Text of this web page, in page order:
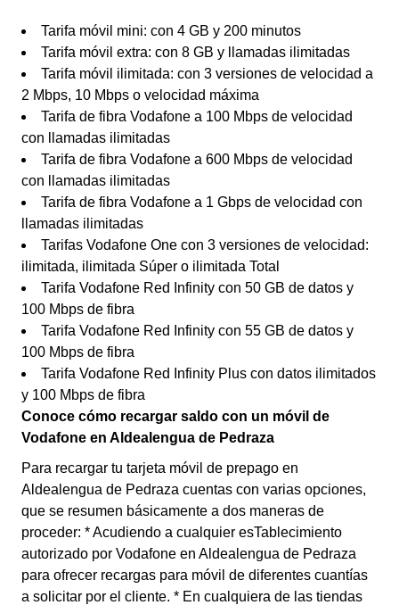
Tarifa móvil mini: con 4 GB y 200 minutos
Tarifa móvil extra: con 8 GB y llamadas ilimitadas
Tarifa móvil ilimitada: con 3 versiones de velocidad a
2 Mbps, 10 Mbps o velocidad máxima
Tarifa de fibra Vodafone a 100 Mbps de velocidad
con llamadas ilimitadas
Tarifa de fibra Vodafone a 600 Mbps de velocidad
con llamadas ilimitadas
Tarifa de fibra Vodafone a 1 Gbps de velocidad con
llamadas ilimitadas
Tarifas Vodafone One con 3 versiones de velocidad:
ilimitada, ilimitada Súper o ilimitada Total
Tarifa Vodafone Red Infinity con 50 GB de datos y
100 Mbps de fibra
Tarifa Vodafone Red Infinity con 55 GB de datos y
100 Mbps de fibra
Tarifa Vodafone Red Infinity Plus con datos ilimitados
y 100 Mbps de fibra
Conoce cómo recargar saldo con un móvil de
Vodafone en Aldealengua de Pedraza
Para recargar tu tarjeta móvil de prepago en
Aldealengua de Pedraza cuentas con varias opciones,
que se resumen básicamente a dos maneras de
proceder: * Acudiendo a cualquier esTablecimiento
autorizado por Vodafone en Aldealengua de Pedraza
para ofrecer recargas para móvil de diferentes cuantías
a solicitar por el cliente. * En cualquiera de las tiendas